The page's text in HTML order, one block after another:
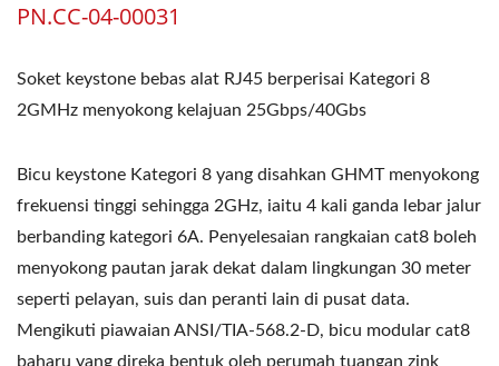
PN.CC-04-00031
Soket keystone bebas alat RJ45 berperisai Kategori 8
2GMHz menyokong kelajuan 25Gbps/40Gbs
Bicu keystone Kategori 8 yang disahkan GHMT menyokong
frekuensi tinggi sehingga 2GHz, iaitu 4 kali ganda lebar jalur
berbanding kategori 6A. Penyelesaian rangkaian cat8 boleh
menyokong pautan jarak dekat dalam lingkungan 30 meter
seperti pelayan, suis dan peranti lain di pusat data.
Mengikuti piawaian ANSI/TIA-568.2-D, bicu modular cat8
baharu yang direka bentuk oleh perumah tuangan zink